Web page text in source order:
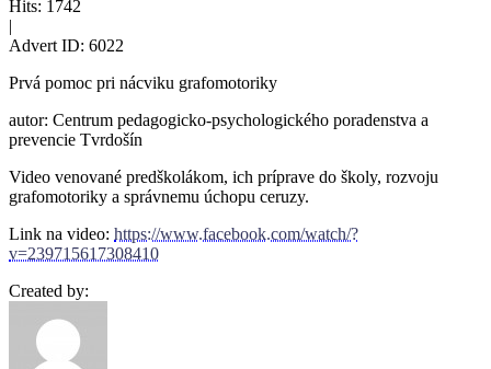
Hits: 1742
|
Advert ID: 6022
Prvá pomoc pri nácviku grafomotoriky
autor: Centrum pedagogicko-psychologického poradenstva a
prevencie Tvrdošín
Video venované predškolákom, ich príprave do školy, rozvoju
grafomotoriky a správnemu úchopu ceruzy.
Link na video: https://www.facebook.com/watch/?
v=239715617308410
Created by: